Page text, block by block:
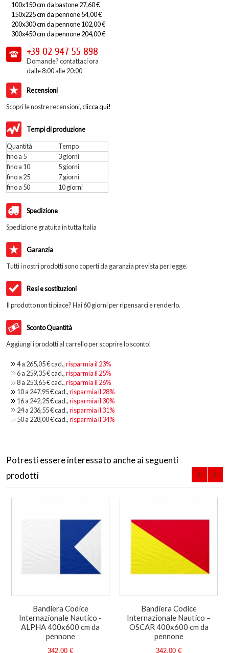
100x150 cm da bastone 27,60 €
150x225 cm da pennone 54,00 €
200x300 cm da pennone 102,00 €
300x450 cm da pennone 204,00 €
+39 02 947 55 898
Domande? contattaci ora
dalle 8:00 alle 20:00
Recensioni
Scopri le nostre recensioni,clicca qui!
Tempi di produzione
Quantità
Tempo
fino a 5
3 giorni
fino a 10
5 giorni
fino a 25
7 giorni
fino a 50
10 giorni
Spedizione
Spedizione gratuita in tutta Italia
Garanzia
Tutti i nostri prodotti sono coperti da garanzia prevista per legge.
Resi e sostituzioni
Il prodotto non ti piace? Hai 60 giorni per ripensarci e renderlo.
Sconto Quantità
Aggiungi i prodotti al carrello per scoprire lo sconto!
4 a 265,05 €cad.,risparmia il 23%
6 a 259,35 €cad.,risparmia il 25%
8 a 253,65 €cad.,risparmia il 26%
10 a 247,95 €cad.,risparmia il 28%
16 a 242,25 €cad.,risparmia il 30%
24 a 236,55 €cad.,risparmia il 31%
50 a 228,00 €cad.,risparmia il 34%
Potresti essere interessato anche ai seguenti
prodotti
Bandiera Codice
Internazionale Nautico -
ALPHA 400x600 cm da
pennone
342,00 €
Bandiera Codice
Internazionale Nautico –
OSCAR 400x600 cm da
pennone
342,00 €